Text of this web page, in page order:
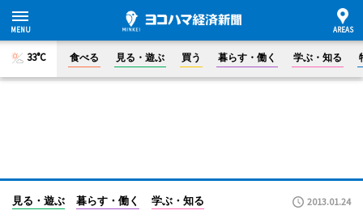
33°C 食べる 見る・遊ぶ 買う 暮らす・働く 学ぶ・知る
見る・遊ぶ 暮らす・働く 学ぶ・知る 2013.01.24